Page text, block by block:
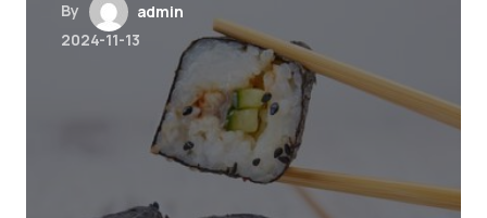
By
admin
2024-11-13